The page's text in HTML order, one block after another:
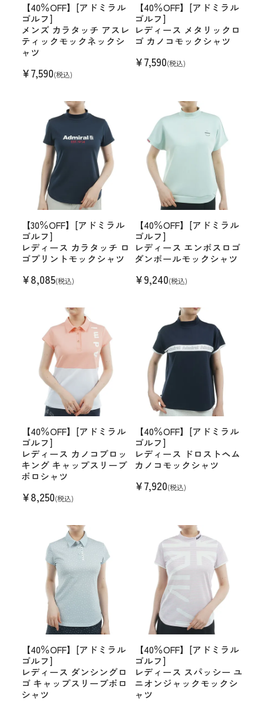
【40％OFF】[アドミラル
ゴルフ]
メンズ カラタッチ アスレ
ティックモックネックシ
ャツ
¥7,590(税込)
【40％OFF】[アドミラル
ゴルフ]
レディース メタリックロ
ゴ カノコモックシャツ
¥7,590(税込)
【30％OFF】[アドミラル
ゴルフ]
レディース カラタッチ ロ
ゴプリントモックシャツ
¥8,085(税込)
【40％OFF】[アドミラル
ゴルフ]
レディース エンボスロゴ
ダンボールモックシャツ
¥9,240(税込)
【40％OFF】[アドミラル
ゴルフ]
レディース カノコブロッ
キング キャップスリーブ
ポロシャツ
¥8,250(税込)
【40％OFF】[アドミラル
ゴルフ]
レディース ドロストヘム
カノコモックシャツ
¥7,920(税込)
【40％OFF】[アドミラル
ゴルフ]
レディース ダンシングロ
ゴ キャップスリーブポロ
シャツ
【40％OFF】[アドミラル
ゴルフ]
レディース スパッシー ユ
ニオンジャックモックシ
ャツ